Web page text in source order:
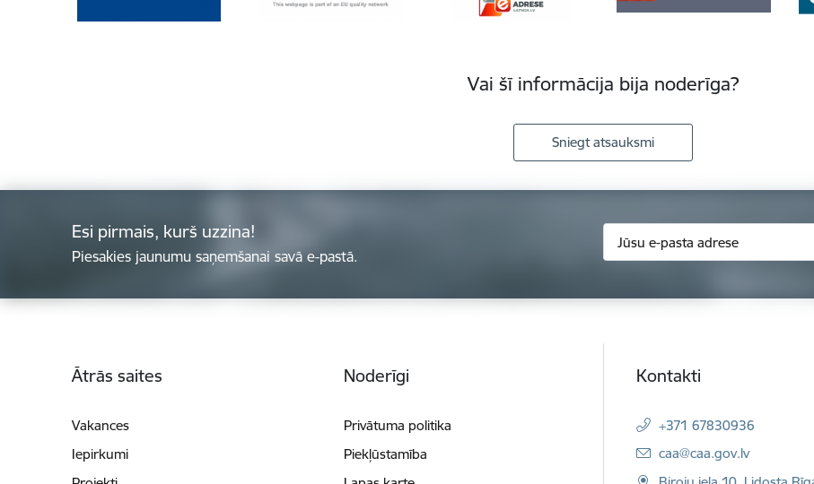
Vai šī informācija bija noderīga?
Sniegt atsauksmi
Esi pirmais, kurš uzzina!
Piesakies jaunumu saņemšanai savā e-pastā.
Ātrās saites
Vakances
Iepirkumi
Noderīgi
Privātuma politika
Piekļūstamība
Kontakti
+371 67830936
E-pasts:
caa@caa.gov.lv